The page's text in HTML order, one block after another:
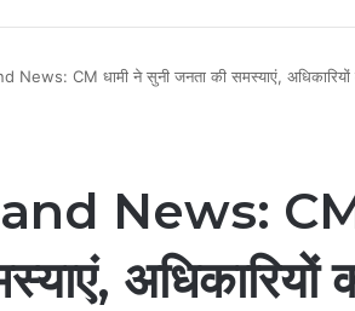
News: CM धामी ने सुनी जनता की समस्याएं, अधिकारियों
News: CM
अधिकारियों